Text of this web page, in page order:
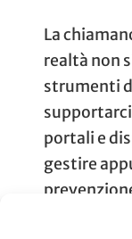
La
realtà non
strumenti
portali e
gestire
salute.